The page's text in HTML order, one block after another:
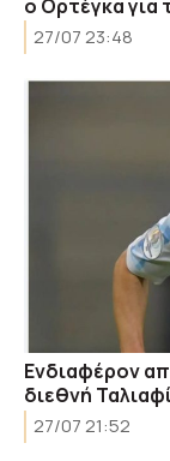
ο Ορτέγκα για
27/07 23:48
Ενδιαφέρον
διεθνή
27/07 21:52